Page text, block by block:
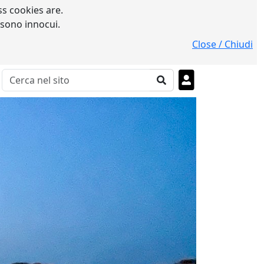
cookies are.
innocui.
Close / Chiudi
: le renne, la gita in slitta, i